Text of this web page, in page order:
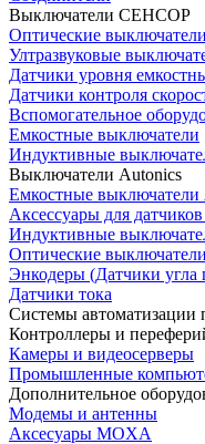
Выключатели СЕНСОР
Оптические выключатели
Ултразвуковые
Датчики уровня
Датчики контроля
Вспомогательное
Емкостные выключатели
Индуктивные
Выключатели Autonics
Емкостные выключатели
Аксессуары для
Индуктивные
Оптические
Энкодеры (Датчики угла
Датчики тока
Системы автоматизации
Контроллеры и
Камеры и видеосерверы
Промышленные
Дополнительное
Модемы и антенны
Аксесуары MOXA